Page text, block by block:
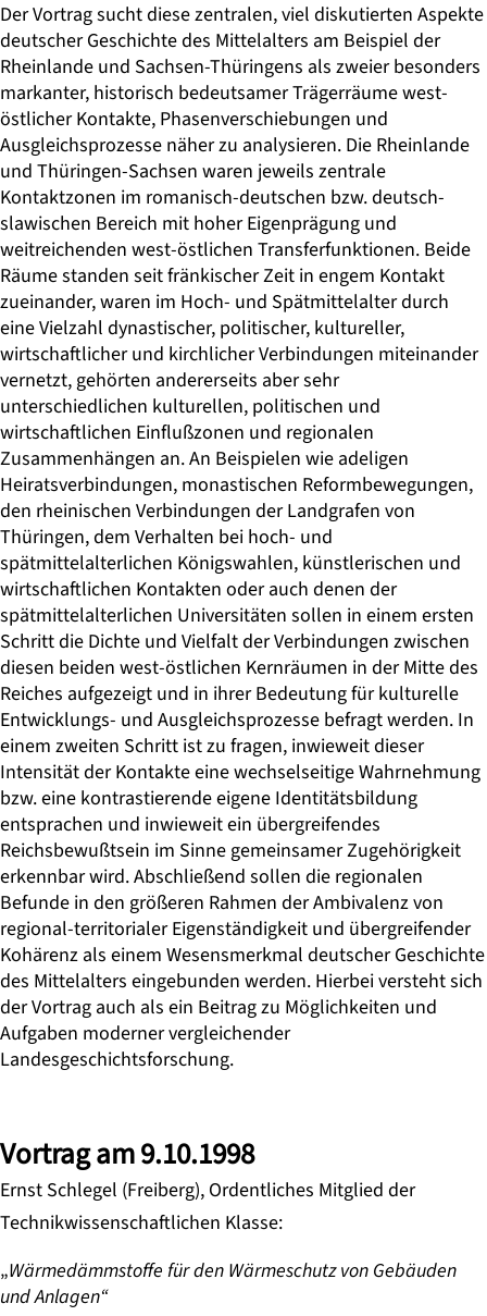
Der Vortrag sucht diese zentralen, viel diskutierten Aspekte
deutscher Geschichte des Mittelalters am Beispiel der
Rheinlande und Sachsen-Thüringens als zweier besonders
markanter, historisch bedeutsamer Trägerräume west-
östlicher Kontakte, Phasenverschiebungen und
Ausgleichsprozesse näher zu analysieren. Die Rheinlande
und Thüringen-Sachsen waren jeweils zentrale
Kontaktzonen im romanisch-deutschen bzw. deutsch-
slawischen Bereich mit hoher Eigenprägung und
weitreichenden west-östlichen Transferfunktionen. Beide
Räume standen seit fränkischer Zeit in engem Kontakt
zueinander, waren im Hoch- und Spätmittelalter durch
eine Vielzahl dynastischer, politischer, kultureller,
wirtschaftlicher und kirchlicher Verbindungen miteinander
vernetzt, gehörten andererseits aber sehr
unterschiedlichen kulturellen, politischen und
wirtschaftlichen Einflußzonen und regionalen
Zusammenhängen an. An Beispielen wie adeligen
Heiratsverbindungen, monastischen Reformbewegungen,
den rheinischen Verbindungen der Landgrafen von
Thüringen, dem Verhalten bei hoch- und
spätmittelalterlichen Königswahlen, künstlerischen und
wirtschaftlichen Kontakten oder auch denen der
spätmittelalterlichen Universitäten sollen in einem ersten
Schritt die Dichte und Vielfalt der Verbindungen zwischen
diesen beiden west-östlichen Kernräumen in der Mitte des
Reiches aufgezeigt und in ihrer Bedeutung für kulturelle
Entwicklungs- und Ausgleichsprozesse befragt werden. In
einem zweiten Schritt ist zu fragen, inwieweit dieser
Intensität der Kontakte eine wechselseitige Wahrnehmung
bzw. eine kontrastierende eigene Identitätsbildung
entsprachen und inwieweit ein übergreifendes
Reichsbewußtsein im Sinne gemeinsamer Zugehörigkeit
erkennbar wird. Abschließend sollen die regionalen
Befunde in den größeren Rahmen der Ambivalenz von
regional-territorialer Eigenständigkeit und übergreifender
Kohärenz als einem Wesensmerkmal deutscher Geschichte
des Mittelalters eingebunden werden. Hierbei versteht sich
der Vortrag auch als ein Beitrag zu Möglichkeiten und
Aufgaben moderner vergleichender
Landesgeschichtsforschung.
Vortrag am 9.10.1998
Ernst Schlegel (Freiberg), Ordentliches Mitglied der
Technikwissenschaftlichen Klasse:
„Wärmedämmstoffe für den Wärmeschutz von Gebäuden
und Anlagen“